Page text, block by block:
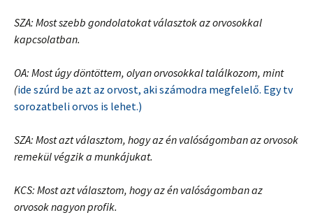
SZA: Most szebb gondolatokat választok az orvosokkal
kapcsolatban.
OA: Most úgy döntöttem, olyan orvosokkal találkozom, mint
(ide szúrd be azt az orvost, aki számodra megfelelő. Egy tv
sorozatbeli orvos is lehet.)
SZA: Most azt választom, hogy az én valóságomban az orvosok
remekül végzik a munkájukat.
KCS: Most azt választom, hogy az én valóságomban az
orvosok nagyon profik.